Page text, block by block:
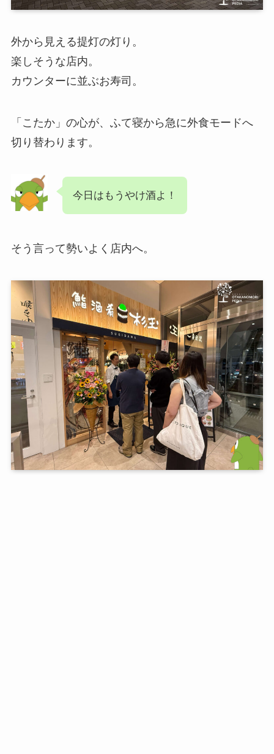
外から見える提灯の灯り。
楽しそうな店内。
カウンターに並ぶお寿司。
「こたか」の心が、ふて寝から急に外食モードへ
切り替わります。
今日はもうやけ酒よ！
そう言って勢いよく店内へ。